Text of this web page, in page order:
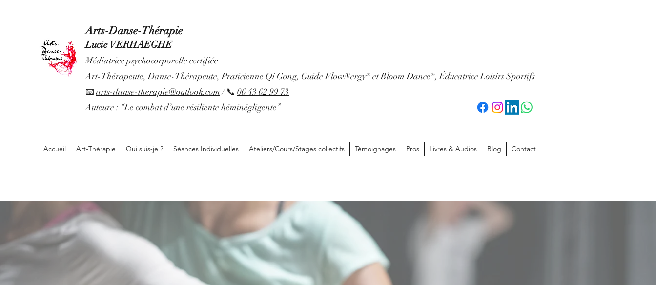
Arts-Danse-Thérapie
Lucie VERHAEGHE
Médiatrice psychocorporelle certifiée
Art-Thérapeute, Danse-Thérapeute, Praticienne Qi Gong, Guide FlowNergy® et Bloom Dance®, Éducatrice Loisirs Sportifs
📧 arts-danse-therapie@outlook.com/ 📞 06 43 62 99 73
Auteure : “Le combat d’une résiliente héminégligente”
Accueil Art-Thérapie Qui suis-je ? Séances Individuelles Ateliers/Cours/Stages collectifs Témoignages Pros Livres & Audios Blog Contact